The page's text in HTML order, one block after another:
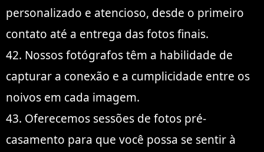
personalizado e atencioso, desde o primeiro
contato até a entrega das fotos finais.
42. Nossos fotógrafos têm a habilidade de
capturar a conexão e a cumplicidade entre os
noivos em cada imagem.
43. Oferecemos sessões de fotos pré-
casamento para que você possa se sentir à